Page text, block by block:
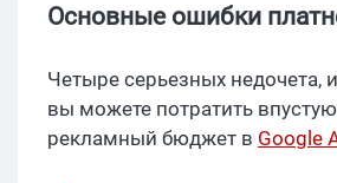
Основные ошибки
Четыре серьезных недочета,
вы можете потратить
рекламный бюджет в Google